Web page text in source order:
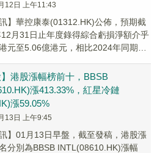
12日 上午11:43
訊】華控康泰(01312.HK)公佈，預期截
月31日止年度錄得綜合虧損淨額介乎
元至5.06億港元，相比2024年同期則
】港股漲幅榜前十，BBSB
漲413.33%，紅星冷鏈
漲59.05%
13日 上午9:45
訊】01月13日早盤，截至發稿，港股漲
分別為BBSB INTL(08610.HK)漲幅